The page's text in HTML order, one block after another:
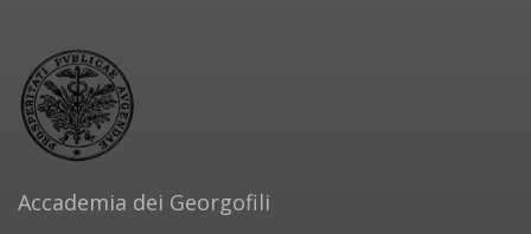
Accademia dei Georgofili